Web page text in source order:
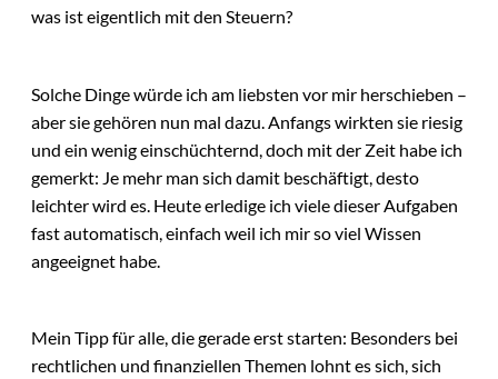
was ist eigentlich mit den Steuern?
Solche Dinge würde ich am liebsten vor mir herschieben –
aber sie gehören nun mal dazu. Anfangs wirkten sie riesig
und ein wenig einschüchternd, doch mit der Zeit habe ich
gemerkt: Je mehr man sich damit beschäftigt, desto
leichter wird es. Heute erledige ich viele dieser Aufgaben
fast automatisch, einfach weil ich mir so viel Wissen
angeeignet habe.
Mein Tipp für alle, die gerade erst starten: Besonders bei
rechtlichen und finanziellen Themen lohnt es sich, sich